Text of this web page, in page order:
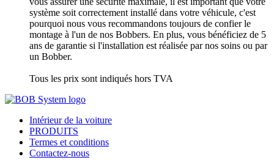
système soit correctement installé dans votre véhicule, c'est
pourquoi nous vous recommandons toujours de confier le
montage à l'un de nos Bobbers. En plus, vous bénéficiez de 5
ans de garantie si l'installation est réalisée par nos soins ou par
un Bobber.
Tous les prix sont indiqués hors TVA
Intérieur de la voiture
PRODUITS
Termes et conditions
Contactez-nous